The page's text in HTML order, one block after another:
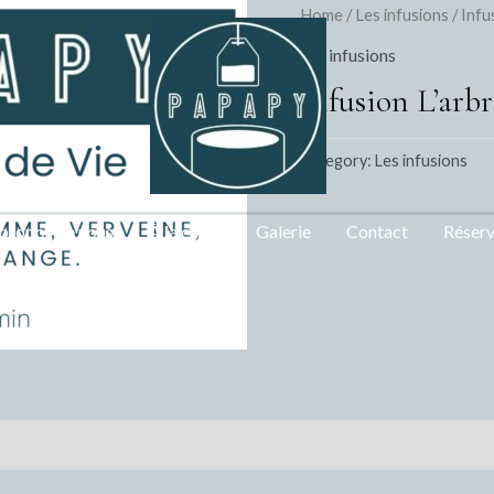
de nous À la carte Galerie Contact
Home /Les infusions /
Les infusions
Infusion
Category: Les infusions